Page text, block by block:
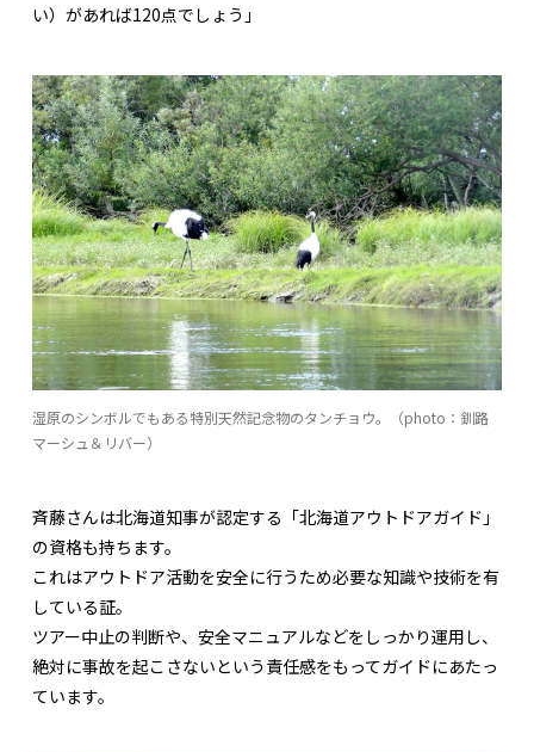
い）があれば120点でしょう」
湿原のシンボルでもある特別天然記念物のタンチョウ。（photo：釧路
マーシュ＆リバー）
斉藤さんは北海道知事が認定する「北海道アウトドアガイド」
の資格も持ちます。
これはアウトドア活動を安全に行うため必要な知識や技術を有
している証。
ツアー中止の判断や、安全マニュアルなどをしっかり運用し、
絶対に事故を起こさないという責任感をもってガイドにあたっ
ています。